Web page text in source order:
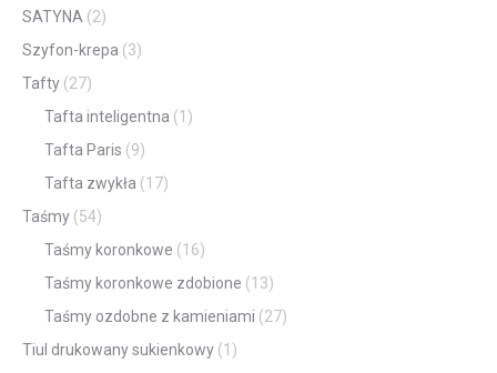
SATYNA (2)
Szyfon-krepa (3)
Tafty (27)
Tafta inteligentna (1)
Tafta Paris (9)
Tafta zwykła (17)
Taśmy (54)
Taśmy koronkowe (16)
Taśmy koronkowe zdobione (13)
Taśmy ozdobne z kamieniami (27)
Tiul drukowany sukienkowy (1)